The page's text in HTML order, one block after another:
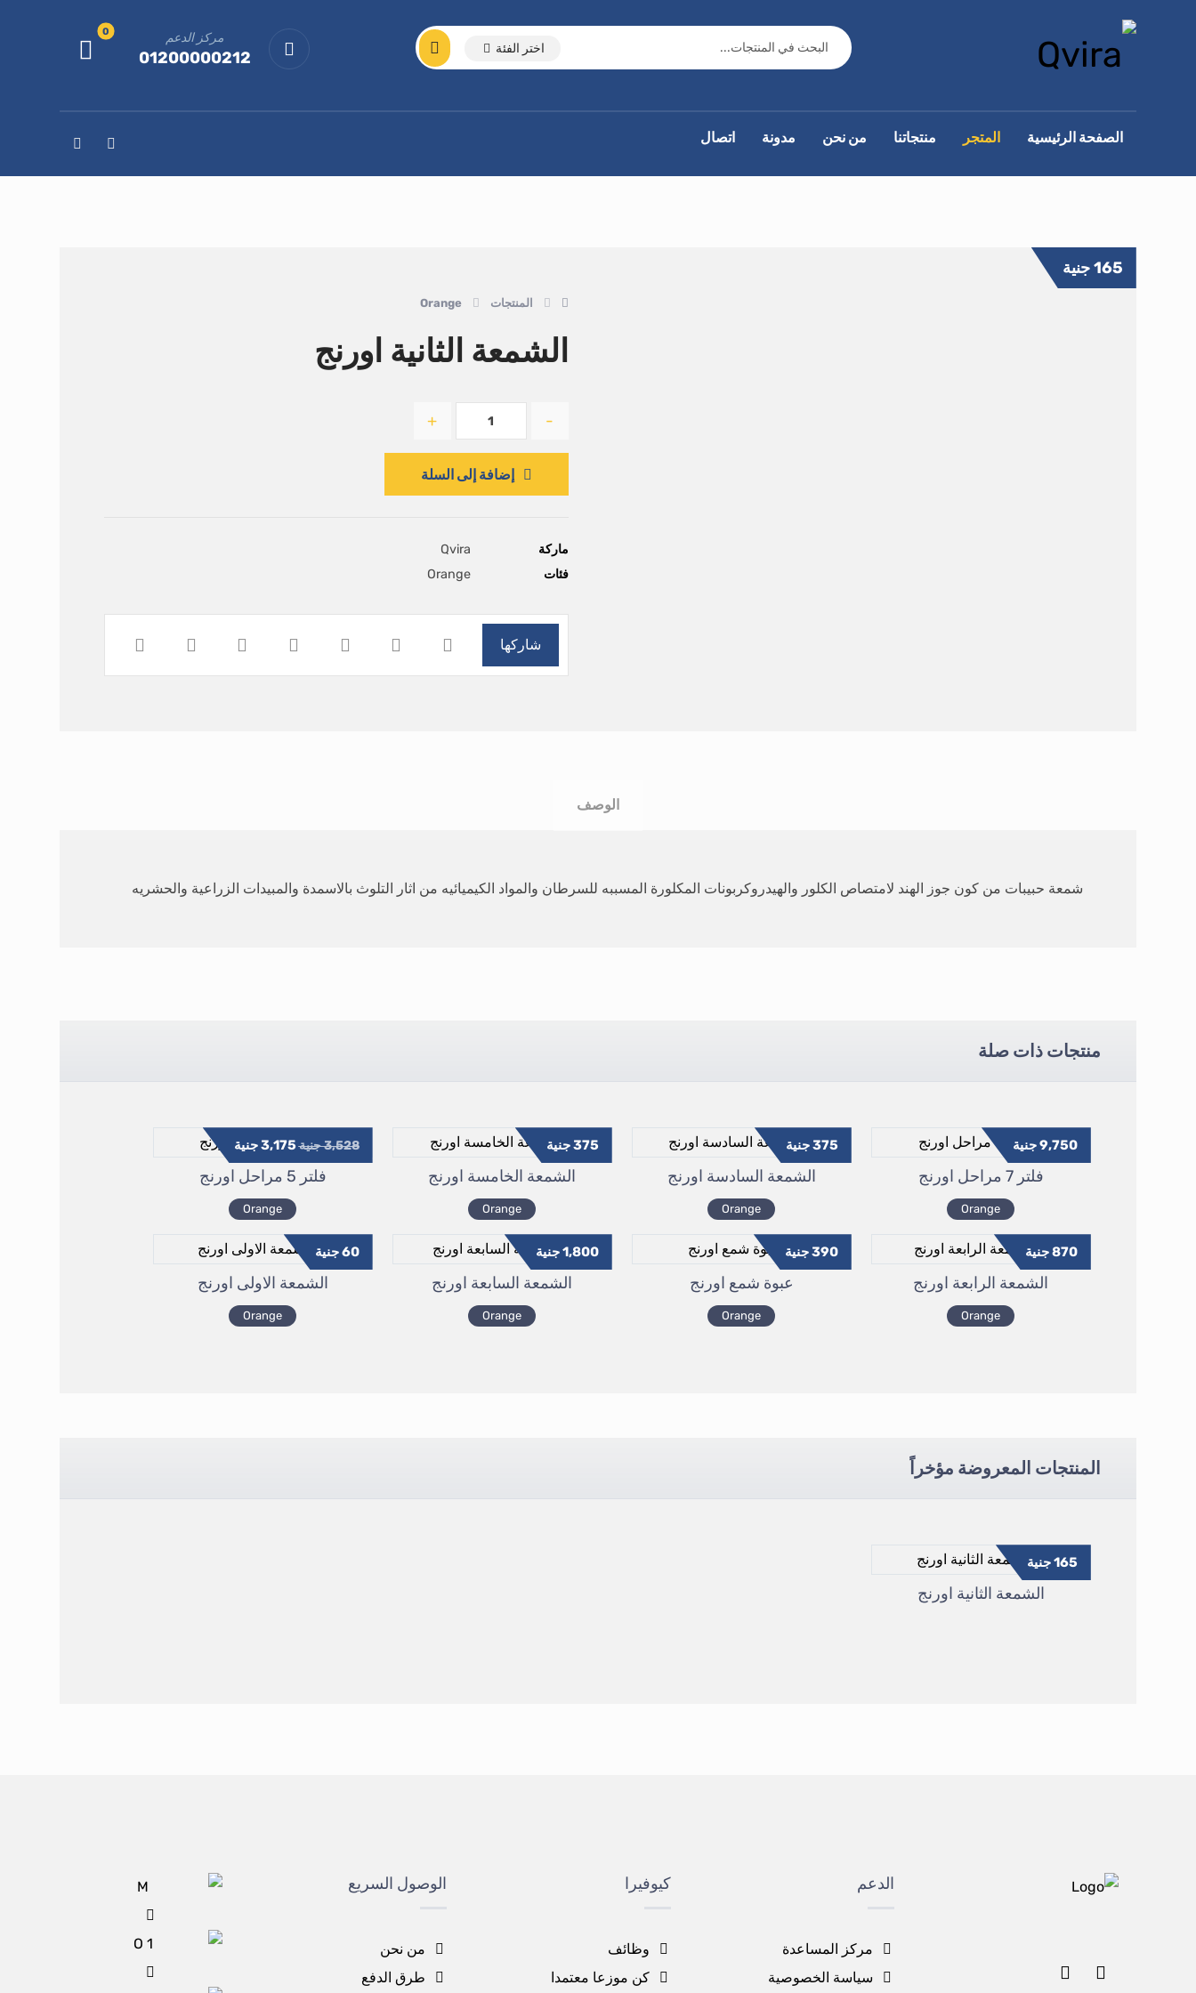
اختر الفئة
مركز الدعم
01200000212
الصفحة الرئيسية المتجر منتجاتنا من نحن مدونة اتصال
المنتجات Orange
الشمعة الثانية اورنج
165جنية
-
+
إضافة إلى السلة
ماركة
Qvira
فئات
Orange
الوصف
شمعة حبيبات من كون جوز الهند لامتصاص الكلور والهيدروكربونات المكلورة المسببه للسرطان والمواد الكيميائيه من اثار التلوث بالاسمدة والمبيدات الزراعية والحشريه
منتجات ذات صلة
فلتر 7 مراحل اورنج
Orange
9,750جنية
الشمعة السادسة اورنج
Orange
375جنية
الشمعة الخامسة اورنج
Orange
375جنية
فلتر 5 مراحل اورنج
Orange
3,528جنية3,175جنية
الشمعة الرابعة اورنج
Orange
870جنية
عبوة شمع اورنج
Orange
390جنية
الشمعة السابعة اورنج
Orange
1,800جنية
الشمعة الاولى اورنج
Orange
60جنية
المنتجات المعروضة مؤخراً
الشمعة الثانية اورنج
165جنية
الدعم
مركز المساعدة
سياسة الخصوصية
كيوفيرا
وظائف
كن موزعا معتمدا
الوصول السريع
من نحن
طرق الدفع